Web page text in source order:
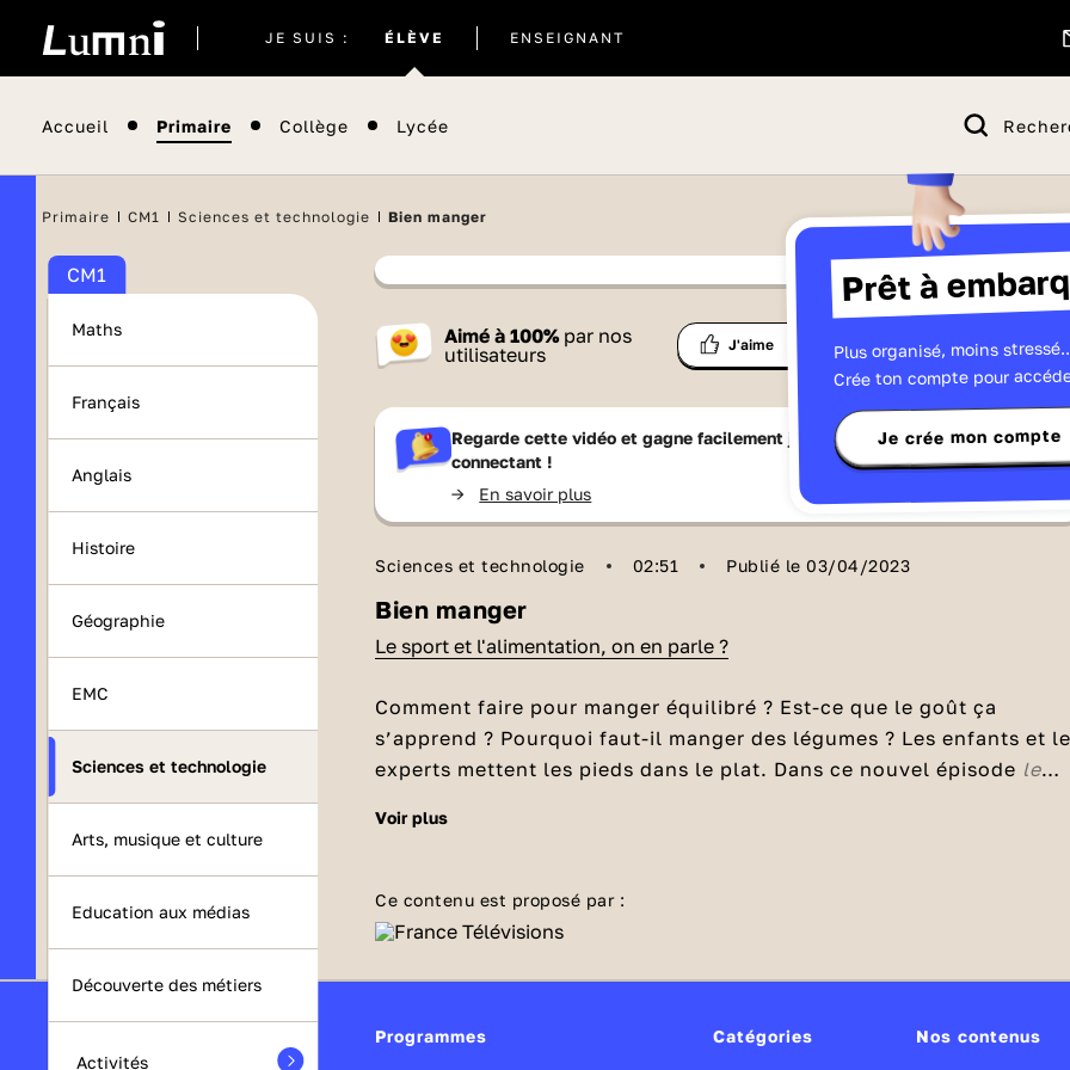
JE SUIS : ÉLÈVE
actuel
ENSEIGNANT
Accueil Primaire Collège Lycée
Prêt à
Plus organisé, moins
Crée ton compte pour
Je crée mon compte
Primaire CM1 Sciences et technologie Bien manger
CM1
Maths
Français
Anglais
Histoire
Géographie
EMC
Sciences et technologie
Arts, musique et culture
Education aux médias
Découverte des métiers
Activités
Contenu proposé par
France Télévisions
Aimé à100% par nos
utilisateurs
J'aime
liste
Partager
Regarde cette vidéo et gagne facilement jusqu'à 15 Lumnizen te
connectant !
-> En savoir plus
Sciences et technologie 02:51 Publié le 03/04/2023
Bien manger
Le sport et l'alimentation, on en parle ?
Comment faire pour manger équilibré ? Est-ce que le goût ça
s’apprend ? Pourquoi faut-il manger des légumes ? Les enfants et
experts mettent les pieds dans le plat. Dans ce nouvel épisode le
mieux manger avec Bouba et Sam, les animateurs de l'émission
créatrice de recettes et le docteur Jimmy Mohamed.
Comment manger équilibré ?
, pas trop de
légumes
,
voir plus
Ce contenu est proposé par :
Programmes Catégories Nos contenus